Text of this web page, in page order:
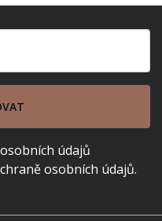
údajů
osobních údajů.